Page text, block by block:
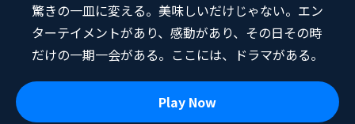
驚きの一皿に変える。美味しいだけじゃない。エン
ターテイメントがあり、感動があり、その日その時
だけの一期一会がある。ここには、ドラマがある。
Play Now